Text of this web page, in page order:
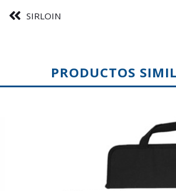
SIRLOIN
PRODUCTOS